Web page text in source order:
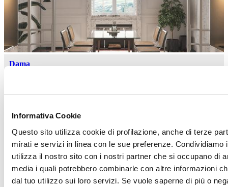
Informativa Cookie
Questo sito utilizza cookie di profilazione, anche di terze
mirati e servizi in linea con le sue preferenze.
utilizza il nostro sito con i nostri partner che si occupano di
media i quali potrebbero combinarle con altre informazioni
dal tuo utilizzo sui loro servizi. Se vuole saperne di più o
Dama
Twiggy